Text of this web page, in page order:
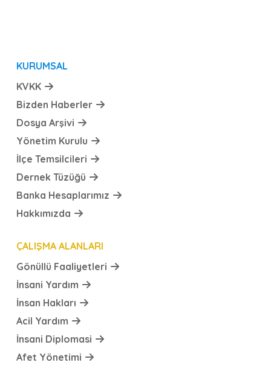
KURUMSAL
KVKK
Bizden Haberler
Dosya Arşivi
Yönetim Kurulu
İlçe Temsilcileri
Dernek Tüzüğü
Banka Hesaplarımız
Hakkımızda
ÇALIŞMA ALANLARI
Gönüllü Faaliyetleri
İnsani Yardım
İnsan Hakları
Acil Yardım
İnsani Diplomasi
Afet Yönetimi